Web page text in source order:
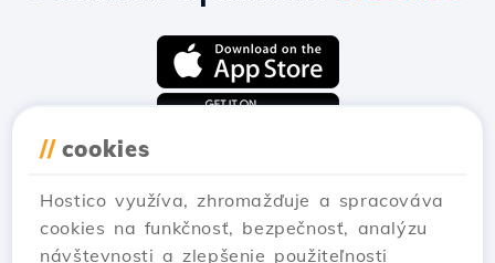
// cookies
Hostico využíva, zhromažďuje a spracováva
cookies na funkčnosť, bezpečnosť, analýzu
návštevnosti a zlepšenie použiteľnosti